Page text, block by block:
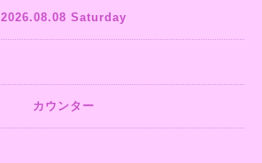
2026.08.08 Saturday
カウンター